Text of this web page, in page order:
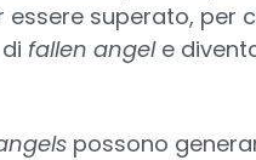
superato, per
fallen angel e
possono